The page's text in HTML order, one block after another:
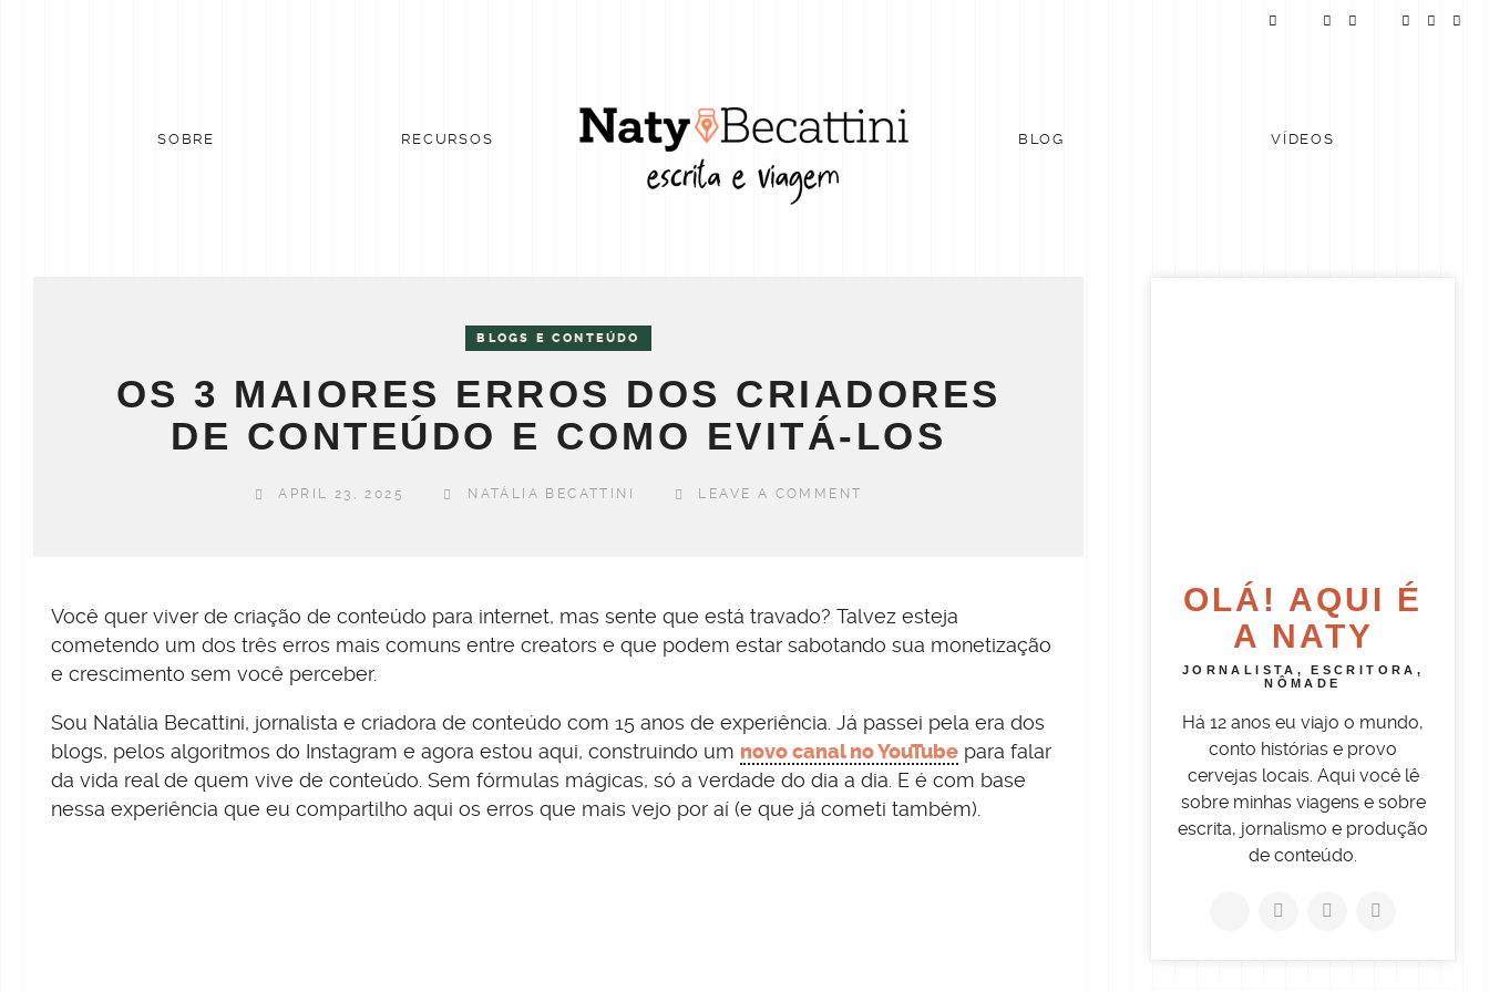
SOBRE RECURSOS BLOG VÍDEOS
BLOGS E CONTEÚDO
OS 3 MAIORES ERROS DOS CRIADORES
DE CONTEÚDO E COMO EVITÁ-LOS
APRIL 23, 2025 NATÁLIA BECATTINI LEAVE A COMMENT
Você quer viver de criação de conteúdo para internet, mas sente que está travado? Talvez esteja
cometendo um dos três erros mais comuns entre creators e que podem estar sabotando sua monetização
e crescimento sem você perceber.
Sou Natália Becattini, jornalista e criadora de conteúdo com 15 anos de experiência. Já passei pela era dos
blogs, pelos algoritmos do Instagram e agora estou aqui, construindo um novo canal no YouTube para falar
da vida real de quem vive de conteúdo. Sem fórmulas mágicas, só a verdade do dia a dia. E é com base
nessa experiência que eu compartilho aqui os erros que mais vejo por aí (e que já cometi também).
OLÁ! AQUI É
A NATY
JORNALISTA, ESCRITORA,
NÔMADE
Há 12 anos eu viajo o mundo,
conto histórias e provo
cervejas locais. Aqui você lê
sobre minhas viagens e sobre
escrita, jornalismo e produção
de conteúdo.